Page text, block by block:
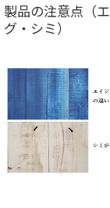
製品の注意点（
グ・シミ）